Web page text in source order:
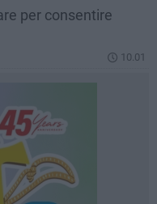
per consentire
10.01